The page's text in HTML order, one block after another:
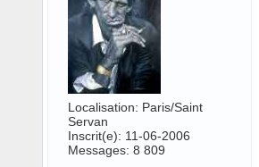
Localisation: Paris/Saint
Servan
Inscrit(e): 11-06-2006
Messages: 8 809